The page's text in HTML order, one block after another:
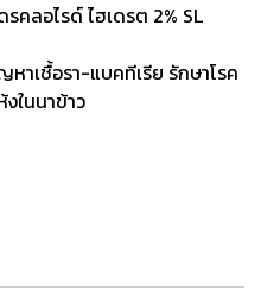
คลอไรด์ ไฮเดรต 2% SL
าเชื้อรา-แบคทีเรีย รักษาโรค
ในนาข้าว